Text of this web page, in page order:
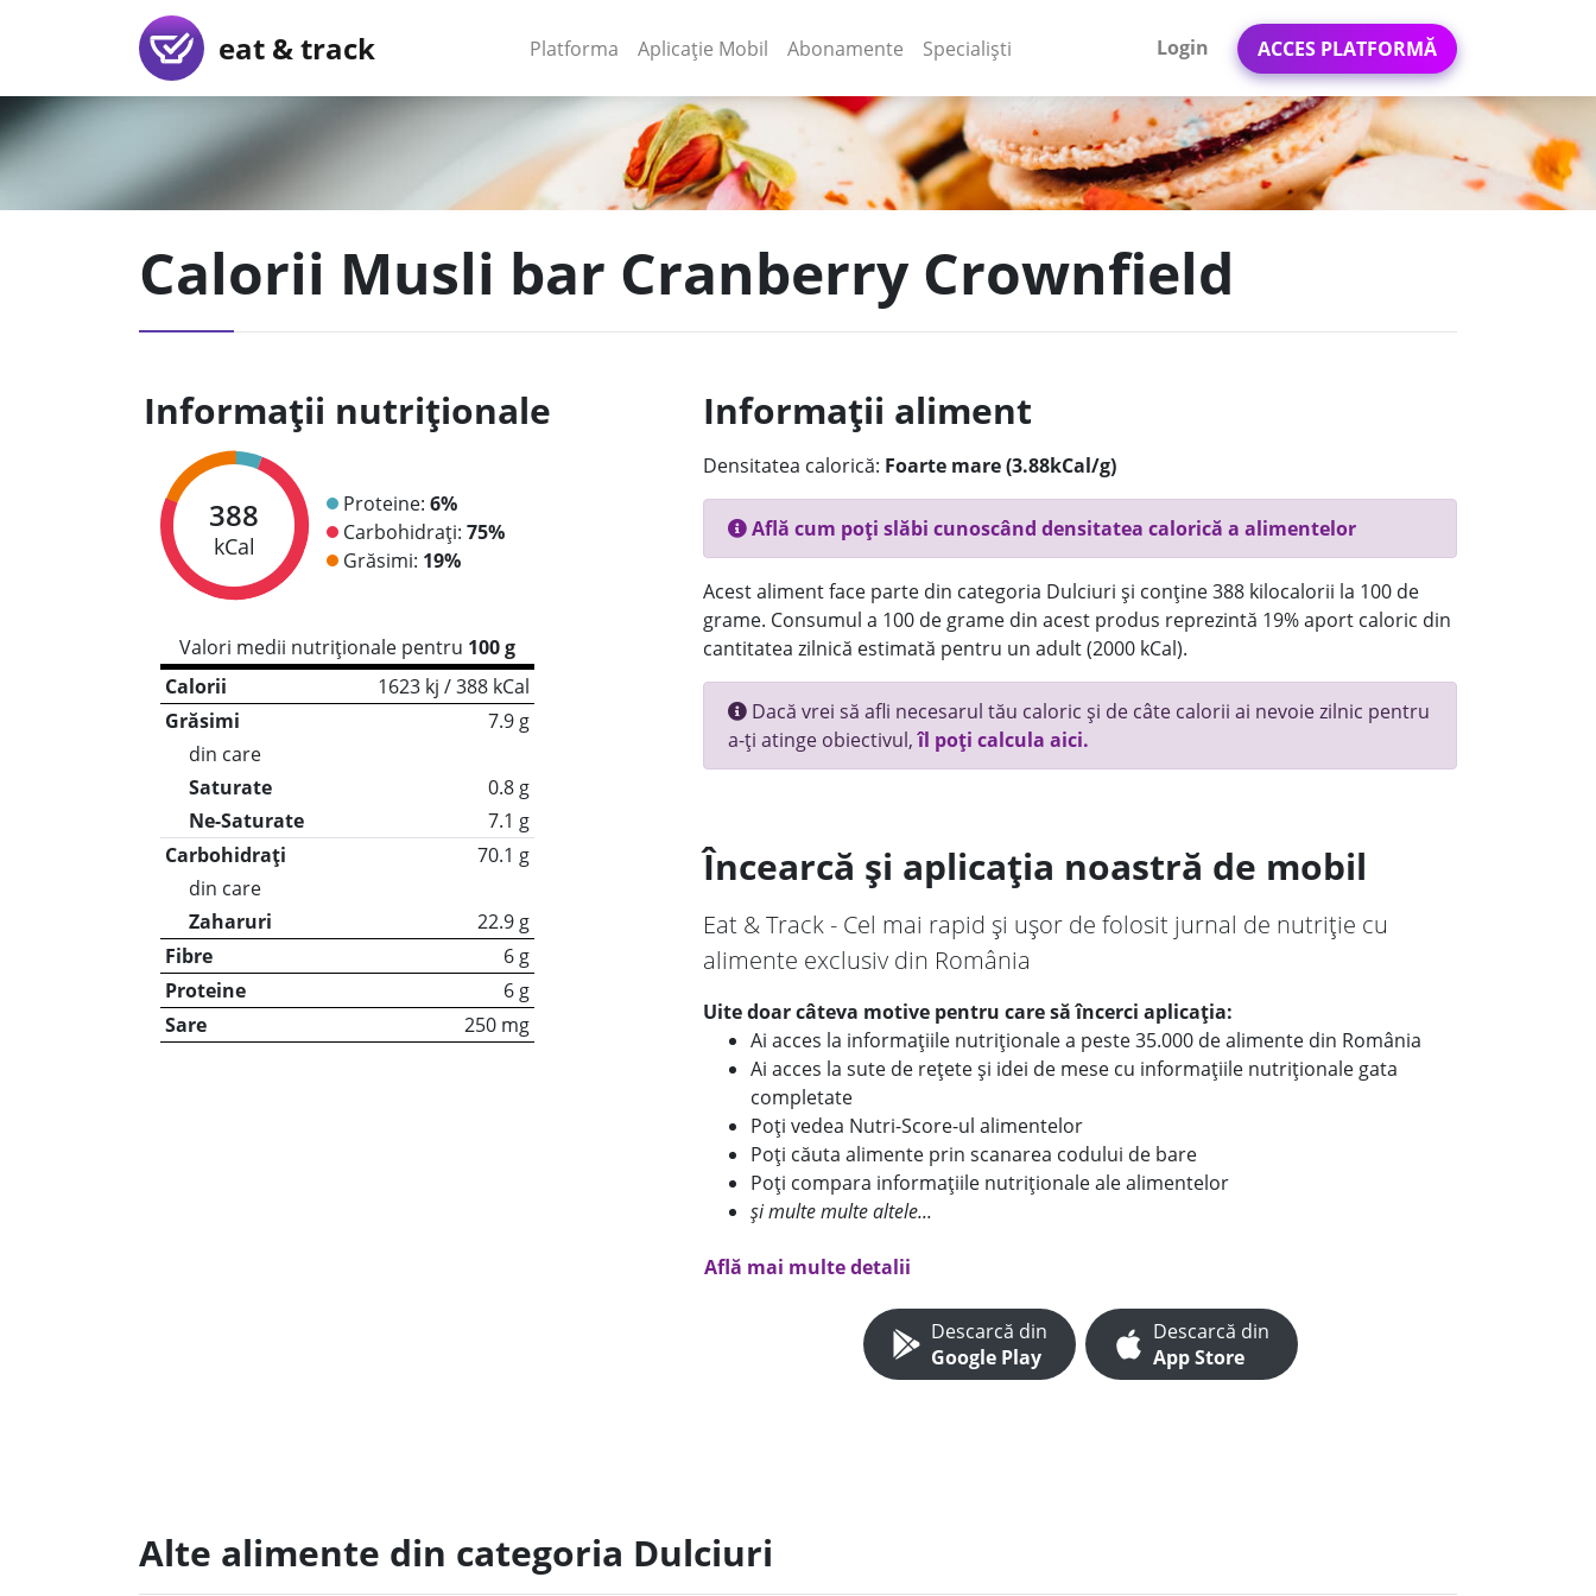
eat & track Platforma (current)
Aplicație Mobil (current)
Abonamente Specialiști Login ACCES PLATFORMĂ
Calorii Musli bar Cranberry Crownfield
Informații nutriționale
388
kCal
Proteine: 6%
Carbohidrați: 75%
Grăsimi: 19%
Valori medii nutriționale pentru 100 g
Calorii
1623 kj / 388 kCal
Grăsimi
7.9 g
din care
Saturate
0.8 g
Ne-Saturate
7.1 g
Carbohidrați
70.1 g
din care
Zaharuri
22.9 g
Fibre
6 g
Proteine
6 g
Sare
250 mg
Informații aliment
Densitatea calorică: Foarte mare (3.88kCal/g)
Află cum poți slăbi cunoscând densitatea calorică a alimentelor
Acest aliment face parte din categoria Dulciuri și conține 388 kilocalorii la 100 de
grame. Consumul a 100 de grame din acest produs reprezintă 19% aport caloric din
cantitatea zilnică estimată pentru un adult (2000 kCal).
Dacă vrei să afli necesarul tău caloric și de câte calorii ai nevoie zilnic pentru
a-ți atinge obiectivul,îl poți calcula aici.
Încearcă și aplicația noastră de mobil
Eat & Track - Cel mai rapid și ușor de folosit jurnal de nutriție cu
alimente exclusiv din România
Uite doar câteva motive pentru care să încerci aplicația:
Ai acces la informațiile nutriționale a peste 35.000 de alimente din România
Ai acces la sute de rețete și idei de mese cu informațiile nutriționale gata
completate
Poți vedea Nutri-Score-ul alimentelor
Poți căuta alimente prin scanarea codului de bare
Poți compara informațiile nutriționale ale alimentelor
și multe multe altele...
Află mai multe detalii
Descarcă din
Google Play
Descarcă din
App Store
Alte alimente din categoria Dulciuri